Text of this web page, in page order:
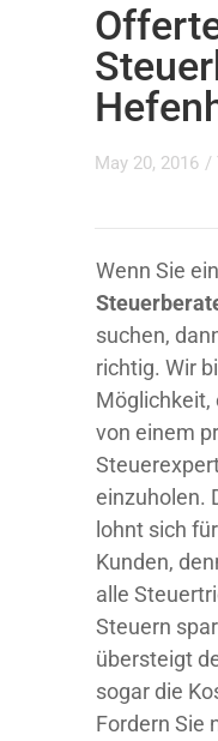
May 20, 2016 /
Wenn Sie
suchen,
richtig. Wir
Möglichkeit,
von einem
einzuholen.
lohnt sich
Kunden,
alle
Steuern
übersteigt
sogar die
Fordern Sie